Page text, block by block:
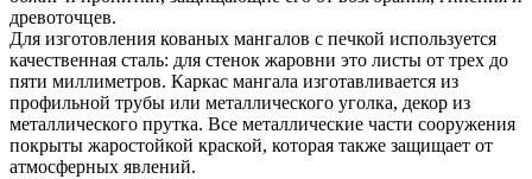
древоточцев.
Для изготовления кованых мангалов с печкой используется
качественная сталь: для стенок жаровни это листы от трех до
пяти миллиметров. Каркас мангала изготавливается из
профильной трубы или металлического уголка, декор из
металлического прутка. Все металлические части сооружения
покрыты жаростойкой краской, которая также защищает от
атмосферных явлений.